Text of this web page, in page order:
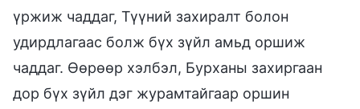
үржиж чаддаг, Түүний захиралт болон
удирдлагаас болж бүх зүйл амьд оршиж
чаддаг. Өөрөөр хэлбэл, Бурханы захиргаан
дор бүх зүйл дэг журамтайгаар оршин